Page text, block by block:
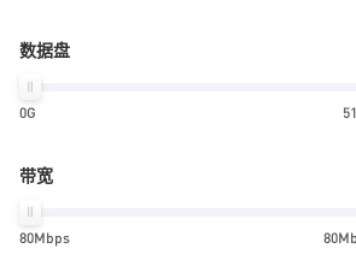
数据盘
0G
带宽
80Mbps